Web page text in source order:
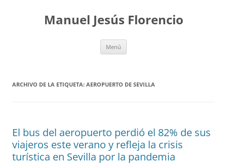
contenidoManuel Jesús Florencio
Menú
ARCHIVO DE LA ETIQUETA: AEROPUERTO DE SEVILLA
El bus del aeropuerto perdió el 82% de sus
viajeros este verano y refleja la crisis
turística en Sevilla por la pandemia